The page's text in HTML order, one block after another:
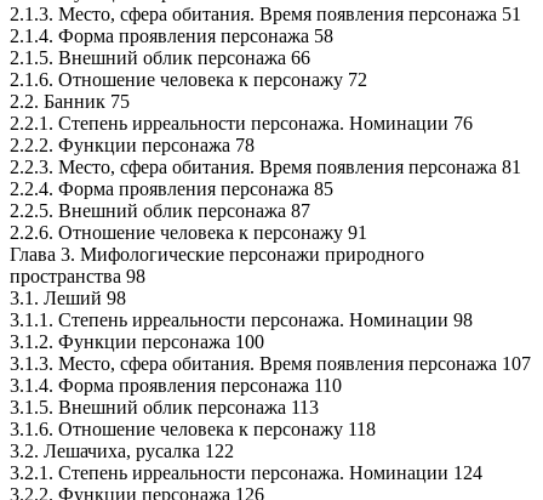
2.1.3. Место, сфера обитания. Время появления персонажа 51
2.1.4. Форма проявления персонажа 58
2.1.5. Внешний облик персонажа 66
2.1.6. Отношение человека к персонажу 72
2.2. Банник 75
2.2.1. Степень ирреальности персонажа. Номинации 76
2.2.2. Функции персонажа 78
2.2.3. Место, сфера обитания. Время появления персонажа 81
2.2.4. Форма проявления персонажа 85
2.2.5. Внешний облик персонажа 87
2.2.6. Отношение человека к персонажу 91
Глава 3. Мифологические персонажи природного
пространства 98
3.1. Леший 98
3.1.1. Степень ирреальности персонажа. Номинации 98
3.1.2. Функции персонажа 100
3.1.3. Место, сфера обитания. Время появления персонажа 107
3.1.4. Форма проявления персонажа 110
3.1.5. Внешний облик персонажа 113
3.1.6. Отношение человека к персонажу 118
3.2. Лешачиха, русалка 122
3.2.1. Степень ирреальности персонажа. Номинации 124
3.2.2. Функции персонажа 126